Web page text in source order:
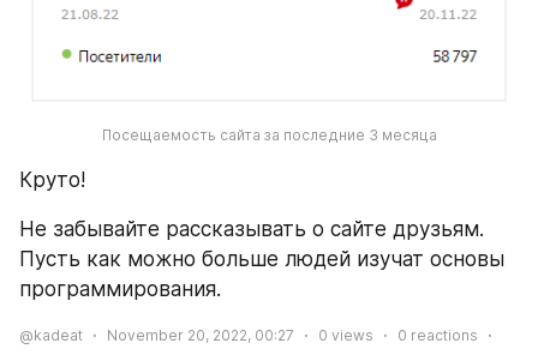
Посещаемость сайта за последние 3 месяца
Круто!
Не забывайте рассказывать о сайте друзьям.
Пусть как можно больше людей изучат основы
программирования.
@kadeat November 20, 2022, 00:27 0 views 0 reactions